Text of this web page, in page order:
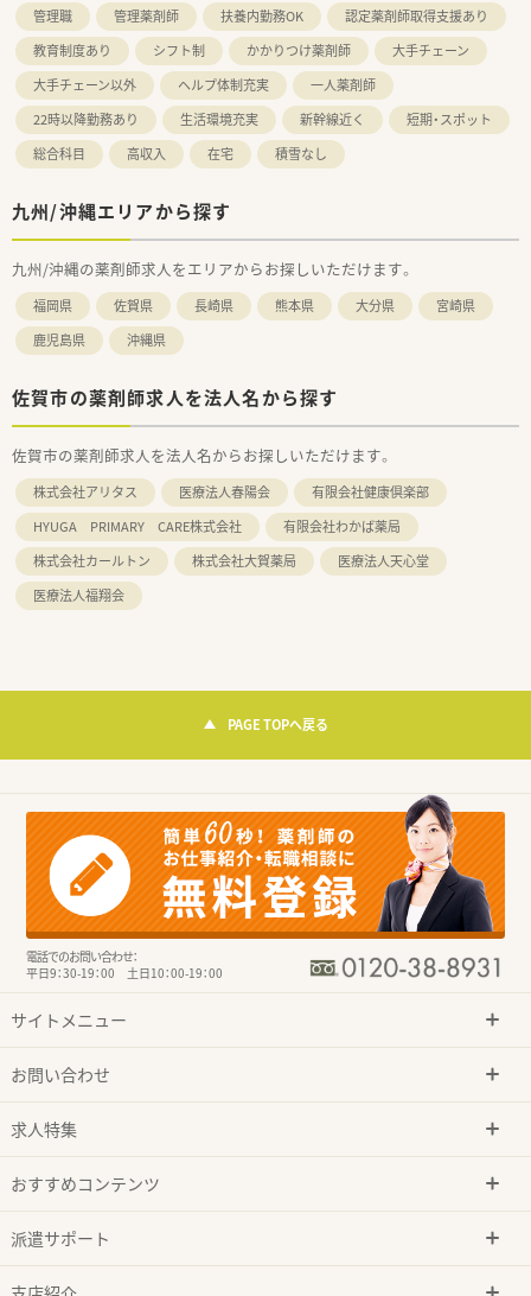
管理職
管理薬剤師 扶養内勤務OK
認定薬剤師取得支援あり
教育制度あり
シフト制 かかりつけ薬剤師
大手チェーン
大手チェーン以外
ヘルプ体制充実
一人薬剤師
22時以降勤務あり
生活環境充実 新幹線近く
短期・スポット
総合科目
高収入 在宅 積雪なし
九州/沖縄エリアから探す
九州/沖縄の薬剤師求人をエリアからお探しいただけます。
福岡県 佐賀県 長崎県 熊本県 大分県
宮崎県
鹿児島県
沖縄県
佐賀市の薬剤師求人を法人名から探す
佐賀市の薬剤師求人を法人名からお探しいただけます。
株式会社アリタス 医療法人春陽会
有限会社健康倶楽部
HYUGA PRIMARY CARE株式会社
有限会社わかば薬局
株式会社カールトン
株式会社大賀薬局
医療法人天心堂
医療法人福翔会
PAGE TOPへ戻る
電話でのお問い合わせ：
平日9：30-19：00 土日10：00-19：00
サイトメニュー
お問い合わせ
求人特集
おすすめコンテンツ
派遣サポート